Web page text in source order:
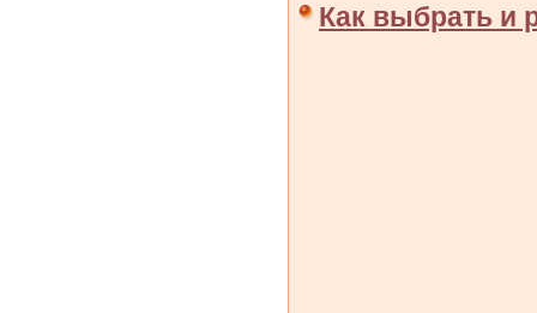
Как выбрать и